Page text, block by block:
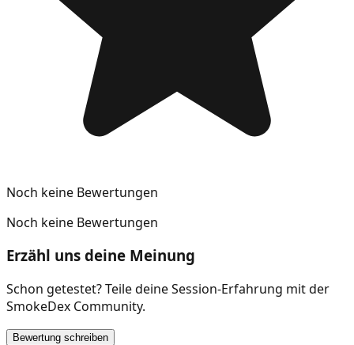
Noch keine Bewertungen
Noch keine Bewertungen
Erzähl uns deine Meinung
Schon getestet? Teile deine Session-Erfahrung mit der
SmokeDex Community.
Bewertung schreiben